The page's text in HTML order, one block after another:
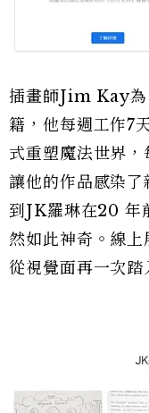
插畫師Jim Kay為
籍，他每週工作7
式重塑魔法世界，
讓他的作品感染
到JK羅琳在20 年
然如此神奇。線
從視覺面再一次踏